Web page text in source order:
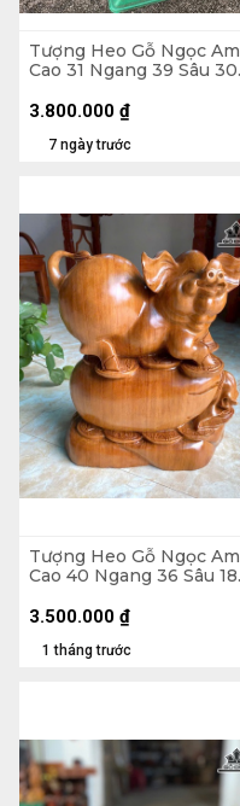
Tượng Heo Gỗ Ngọc Am
Cao 31 Ngang 39 Sâu 30
7 ngày trước
3.800.000 ₫
Tượng Heo Gỗ Ngọc Am
Cao 40 Ngang 36 Sâu 18
1 tháng trước
3.500.000 ₫